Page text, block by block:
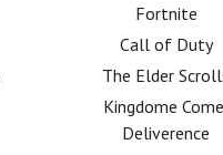
Fortnite
Call of Duty
The Elder
Kingdome
Deliverence